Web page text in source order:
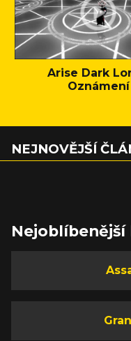
Arise Dark
Oznámení
NEJNOVĚJŠÍ
Nejoblíbenější